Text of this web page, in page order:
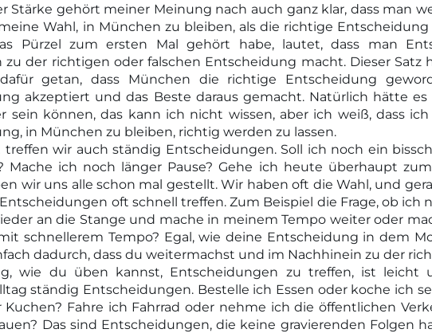
Stärke gehört meiner Meinung nach auch ganz klar, dass man
Wahl, in München zu bleiben, als die richtige
Pürzel zum ersten Mal gehört habe, lautet, dass man
zu der richtigen oder falschen Entscheidung macht. Dieser Satz
getan, dass München die richtige Entscheidung
akzeptiert und das Beste daraus gemacht. Natürlich hätte
sein können, das kann ich nicht wissen, aber ich weiß, dass
in München zu bleiben, richtig werden zu lassen.
treffen wir auch ständig Entscheidungen. Soll ich noch ein
Mache ich noch länger Pause? Gehe ich heute überhaupt
wir uns alle schon mal gestellt. Wir haben oft die Wahl, und
oft schnell treffen. Zum Beispiel die Frage, ob ich
an die Stange und mache in meinem Tempo weiter oder
schnellerem Tempo? Egal, wie deine Entscheidung in dem
dadurch, dass du weitermachst und im Nachhinein zu der
wie du üben kannst, Entscheidungen zu treffen, ist leicht
ständig Entscheidungen. Bestelle ich Essen oder koche ich
Kuchen? Fahre ich Fahrrad oder nehme ich die öffentlichen
Das sind Entscheidungen, die keine gravierenden Folgen